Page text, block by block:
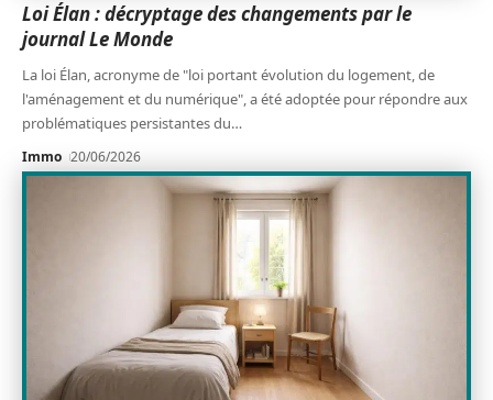
Loi Élan : décryptage des changements par le
journal Le Monde
La loi Élan, acronyme de "loi portant évolution du logement, de
l'aménagement et du numérique", a été adoptée pour répondre aux
problématiques persistantes du…
Immo 20/06/2026